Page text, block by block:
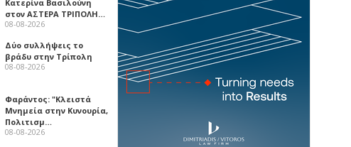
Κατερίνα Βασιλούνη
στον ΑΣΤΕΡΑ ΤΡΙΠΟΛΗ…
08-08-2026
Δύο συλλήψεις το
βράδυ στην Τρίπολη
08-08-2026
Φαράντος: "Κλειστά
Μνημεία στην Κυνουρία,
Πολιτισμ…
08-08-2026